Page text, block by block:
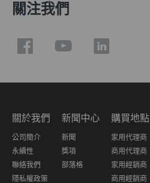
關注我們
關於我們
公司簡介
永續性
聯絡我們
隱私權政策
新聞中心
新聞
獎項
部落格
購買地點
家用代理商
商用代理商
家用經銷商
商用經銷商